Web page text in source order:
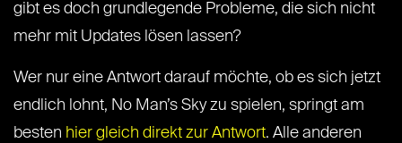
gibt es doch grundlegende Probleme, die sich nicht
mehr mit Updates lösen lassen?
Wer nur eine Antwort darauf möchte, ob es sich jetzt
endlich lohnt, No Man’s Sky zu spielen, springt am
besten hier gleich direkt zur Antwort. Alle anderen